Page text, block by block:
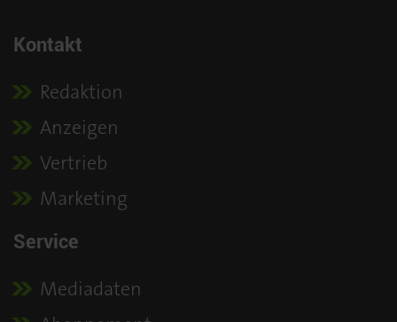
Kontakt
Redaktion
Anzeigen
Vertrieb
Marketing
Service
Mediadaten